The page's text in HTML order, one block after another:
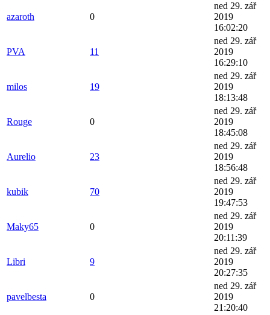
azaroth 0
ned 29. zář
2019
16:02:20
PVA 11
ned 29. zář
2019
16:29:10
milos 19
ned 29. zář
2019
18:13:48
Rouge 0
ned 29. zář
2019
18:45:08
Aurelio 23
ned 29. zář
2019
18:56:48
kubik 70
ned 29. zář
2019
19:47:53
Maky65 0
ned 29. zář
2019
20:11:39
Libri 9
ned 29. zář
2019
20:27:35
pavelbesta 0
ned 29. zář
2019
21:20:40